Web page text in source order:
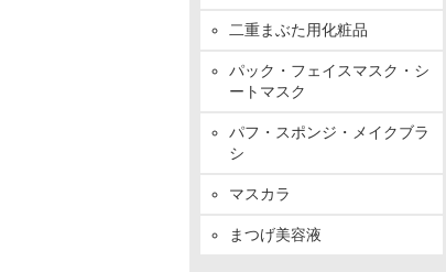
二重まぶた用化粧品
パック・フェイスマスク・シ
ートマスク
パフ・スポンジ・メイクブラ
シ
マスカラ
まつげ美容液